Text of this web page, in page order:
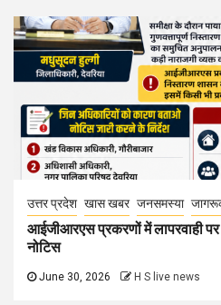
उत्तर प्रदेश खास खबर जनसमस्या
आईजीआरएस प्रकरणों में लापरवाही
नोटिस
June 30, 2026 H S live news